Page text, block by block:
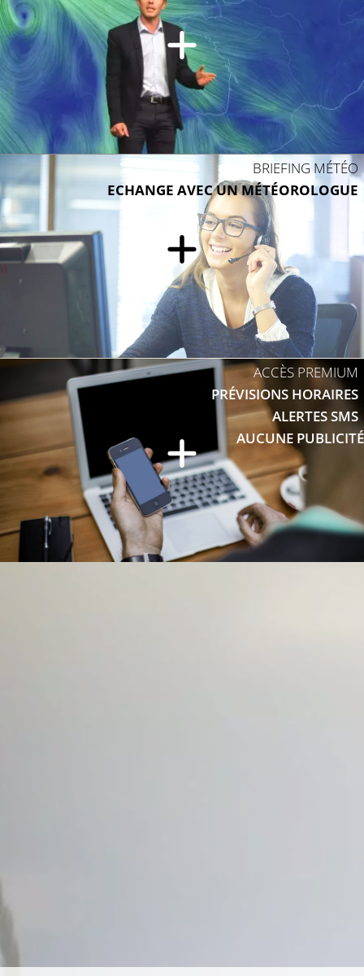
BRIEFING MÉTÉO
ECHANGE AVEC UN MÉTÉOROLOGUE
ACCÈS PREMIUM
PRÉVISIONS HORAIRES
ALERTES SMS
AUCUNE PUBLICITÉ